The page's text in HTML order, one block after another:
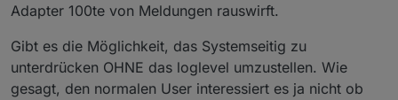
Adapter 100te von Meldungen rauswirft.
Gibt es die Möglichkeit, das Systemseitig zu
unterdrücken OHNE das loglevel umzustellen. Wie
gesagt, den normalen User interessiert es ja nicht ob